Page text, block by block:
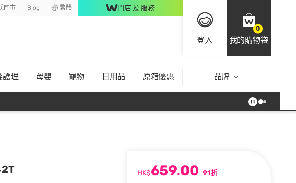
門市 Blog 繁體 門店 及 服務
登入
0
我的購物袋
護理 母嬰 寵物 日用品 原箱優惠 品牌
HK$659.00 91折